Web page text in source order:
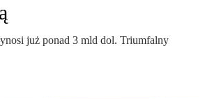
już ponad 3 mld dol. Triumfalny